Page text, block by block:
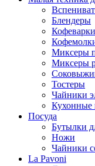
Блендеры
Миксеры
Миксеры
Тостеры
Чайники
Кухонные
Посуда
Бутылки
Ножи
Чайники
La Pavoni